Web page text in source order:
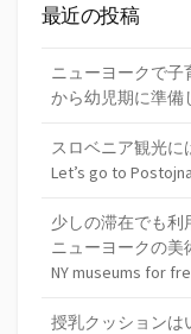
最近の投稿
ニューヨークで
から幼児期に準
スロベニア観光
Let’s go to
少しの滞在でも利
ニューヨークの
NY museums for
授乳クッションは